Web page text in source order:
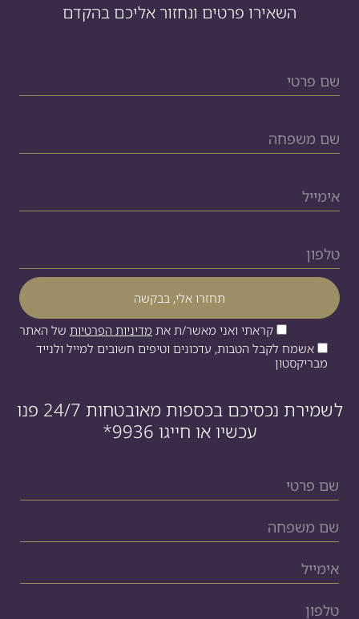
השאירו פרטים ונחזור אליכם בהקדם
קראתי ואני מאשר/ת את מדיניות הפרטיות של האתר
אשמח לקבל הטבות, עדכונים וטיפים חשובים למייל ולנייד
מבריקסטון
לשמירת נכסיכם בכספות מאובטחות 24/7 פנו
עכשיו או חייגו *9936